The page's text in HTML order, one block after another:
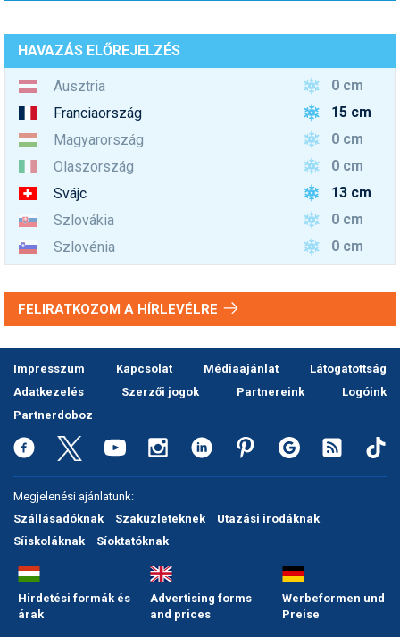
HAVAZÁS ELŐREJELZÉS
Ausztria
0 cm
Franciaország
15 cm
Magyarország
0 cm
Olaszország
0 cm
Svájc
13 cm
Szlovákia
0 cm
Szlovénia
0 cm
FELIRATKOZOM A HÍRLEVÉLRE
Impresszum Kapcsolat Médiaajánlat
Látogatottság
Adatkezelés
Szerzői jogok Partnereink
Logóink
Partnerdoboz
Megjelenési ajánlatunk:
Szállásadóknak
Szaküzleteknek
Utazási irodáknak
Síiskoláknak
Síoktatóknak
Hirdetési formák és
árak
Advertising forms
and prices
Werbeformen und
Preise